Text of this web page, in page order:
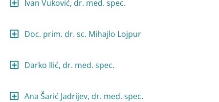
Ivan Vuković, dr. med. spec.
Doc. prim. dr. sc. Mihajlo Lojpur
Darko Ilić, dr. med. spec.
Ana Šarić Jadrijev, dr. med. spec.